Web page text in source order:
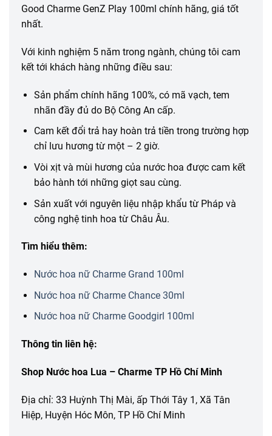
Good Charme GenZ Play 100ml chính hãng, giá tốt
nhất.
Với kinh nghiệm 5 năm trong ngành, chúng tôi cam
kết tới khách hàng những điều sau:
Sản phẩm chính hãng 100%, có mã vạch, tem
nhãn đầy đủ do Bộ Công An cấp.
Cam kết đổi trả hay hoàn trả tiền trong trường hợp
chỉ lưu hương từ một – 2 giờ.
Vòi xịt và mùi hương của nước hoa được cam kết
bảo hành tới những giọt sau cùng.
Sản xuất với nguyên liệu nhập khẩu từ Pháp và
công nghệ tinh hoa từ Châu Âu.
Tìm hiểu thêm:
Nước hoa nữ Charme Grand 100ml
Nước hoa nữ Charme Chance 30ml
Nước hoa nữ Charme Goodgirl 100ml
Thông tin liên hệ:
Shop Nước hoa Lua – Charme TP Hồ Chí Minh
Địa chỉ: 33 Huỳnh Thị Mài, ấp Thới Tây 1, Xã Tân
Hiệp, Huyện Hóc Môn, TP Hồ Chí Minh